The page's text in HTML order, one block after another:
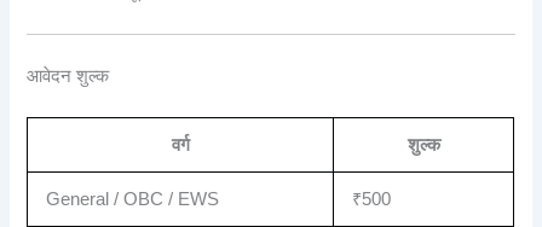
आवेदन शुल्क
वर्ग शुल्क
General / OBC / EWS ₹500